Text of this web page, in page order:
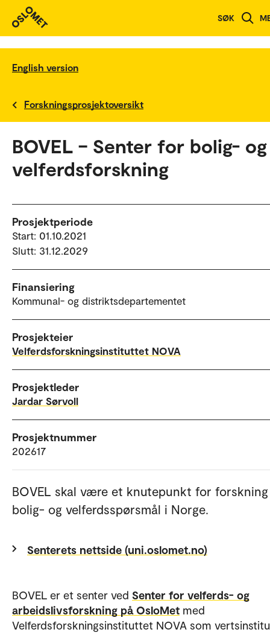
SØK
English version
Forskningsprosjektoversikt
BOVEL – Senter for bolig- og
velferdsforskning
Prosjektperiode
Start: 01.10.2021
Slutt: 31.12.2029
Finansiering
Kommunal- og distriktsdepartementet
Prosjekteier
Velferdsforskningsinstituttet NOVA
Prosjektleder
Jardar Sørvoll
Prosjektnummer
202617
BOVEL skal være et knutepunkt for
bolig- og velferdsspørsmål i Norge.
Senterets nettside (uni.oslomet.no)
BOVEL er et senter ved Senter for velferds- og
arbeidslivsforskning på OsloMet med
Velferdsforskningsinstituttet NOVA som